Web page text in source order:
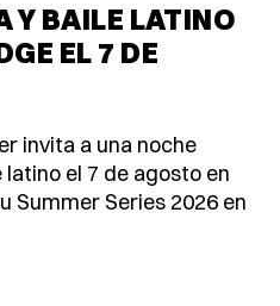
Y BAILE LATINO
EL 7 DE
invita a una noche
el 7 de agosto en
Summer Series 2026 en